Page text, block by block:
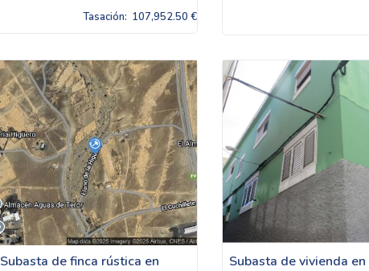
Tasación: 107,952.50 €
Subasta de finca rústica en
Subasta de vivienda en